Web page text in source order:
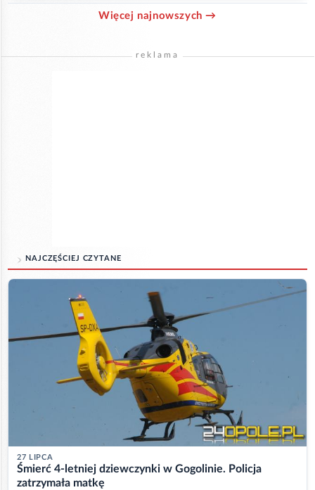
Więcej najnowszych →
reklama
NAJCZĘŚCIEJ CZYTANE
27 LIPCA
Śmierć 4-letniej dziewczynki w Gogolinie. Policja
zatrzymała matkę